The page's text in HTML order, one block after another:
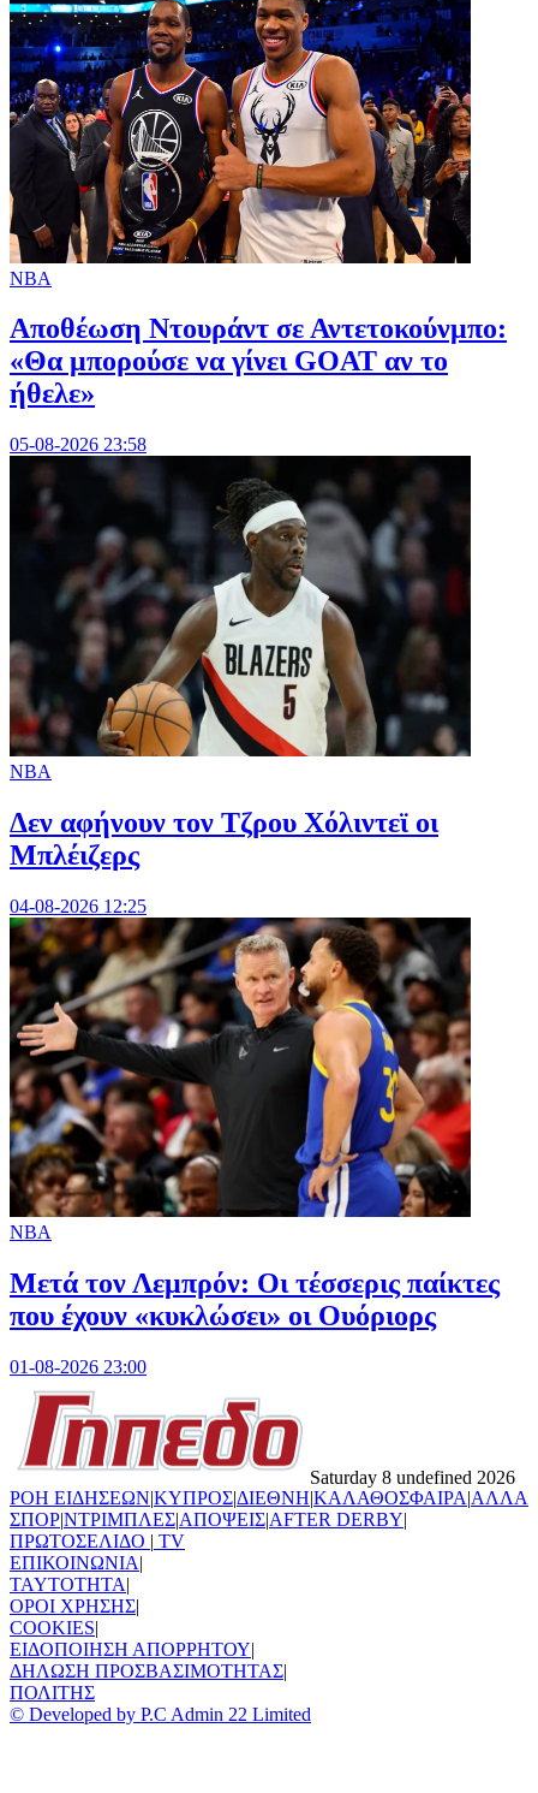
NBA
Αποθέωση Ντουράντ σε Αντετοκούνμπο:
«Θα μπορούσε να γίνει GOAT αν το
ήθελε»
05-08-2026 23:58
NBA
Δεν αφήνουν τον Τζρου Χόλιντεϊ οι
Μπλέιζερς
04-08-2026 12:25
NBA
Μετά τον Λεμπρόν: Οι τέσσερις παίκτες
που έχουν «κυκλώσει» οι Ουόριορς
01-08-2026 23:00
Saturday 8 undefined 2026
ΡΟΗ ΕΙΔΗΣΕΩΝ|ΚΥΠΡΟΣ|ΔΙΕΘΝΗ|ΚΑΛΑΘΟΣΦΑΙΡΑ|ΑΛΛΑ
ΣΠΟΡ|ΝΤΡΙΜΠΛΕΣ|ΑΠΟΨΕΙΣ|AFTER DERBY|
ΠΡΩΤΟΣΕΛΙΔΟ | TV
ΕΠΙΚΟΙΝΩΝΙΑ|
TAYTOTHTA|
ΟΡΟΙ ΧΡΗΣΗΣ|
COOKIES|
ΕΙΔΟΠΟΙΗΣΗ ΑΠΟΡΡΗΤΟΥ|
ΔΗΛΩΣΗ ΠΡΟΣΒΑΣΙΜΟΤΗΤΑΣ|
ΠΟΛΙΤΗΣ
© Developed by P.C Admin 22 Limited